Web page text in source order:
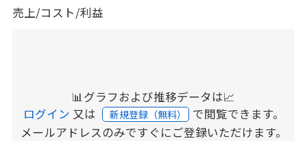
売上/コスト/利益
📊グラフおよび推移データは📈
ログイン 又は 新規登録（無料） で閲覧できます。
メールアドレスのみですぐにご登録いただけます。